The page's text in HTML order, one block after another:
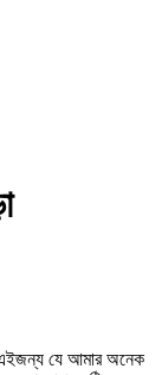
যে আমার অনেক